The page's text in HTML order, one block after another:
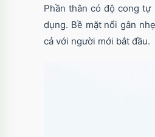
Phần thân có độ cong
dụng. Bề mặt nổi gân
cả với người mới bắt đầu.